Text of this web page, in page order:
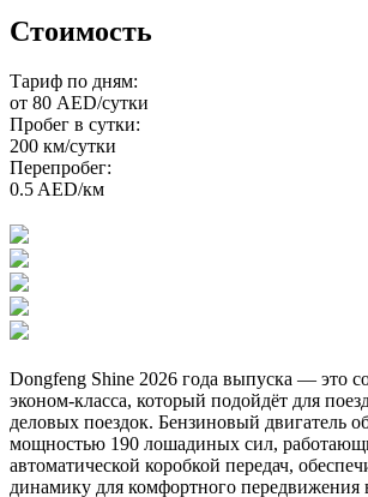
Стоимость
Тариф по дням:
от 80 AED/сутки
Пробег в сутки:
200 км/сутки
Перепробег:
0.5 AED/км
Dongfeng Shine 2026 года выпуска — это
эконом-класса, который подойдёт для
деловых поездок. Бензиновый двигатель
мощностью 190 лошадиных сил,
автоматической коробкой передач,
динамику для комфортного передвижения